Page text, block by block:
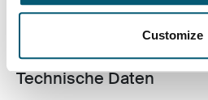
Customize
Toggle features
Alle Eigenschaften
Toggle techspec
Technische Daten